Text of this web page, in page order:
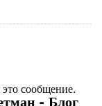
сообщение.
- Блог